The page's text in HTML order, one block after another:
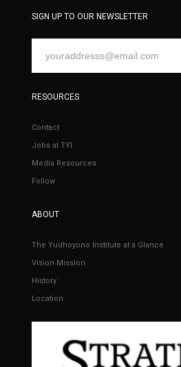
SIGN UP TO OUR NEWSLETTER
RESOURCES
Contact
Jobs at TYI
Media Resources
Follow
ABOUT
The Yudhoyono Institute at a Glance
Vision Mission
History
Location